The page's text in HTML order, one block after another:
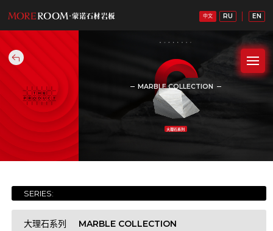
中文 RU EN
MARBLE COLLECTION
大理石系列
SERIES:
大理石系列 MARBLE COLLECTION